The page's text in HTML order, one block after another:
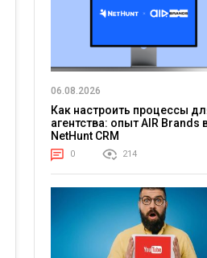
06.08.2026
Как настроить процессы
агентства: опыт AIR Brands
NetHunt CRM
0 214